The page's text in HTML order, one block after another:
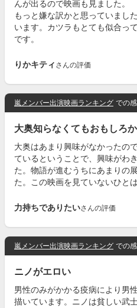
んが出るので映画も見ました。
もっと嫌な訳かと思っていまし
います。カツラもとても似合っ
です。
りかキティ さんの評価
嵐メンバー出演映画ランキング での
大奥知らなくてもおもしろか
大奥はあまり興味がなかったの
ているということで、興味がわ
た。物語が進むうちにあまりの
た。この映画を見ていないひと
力持ちでありたいさんの評価
嵐メンバー出演映画ランキング での
ニノがエロい
男性のみがかかる疫病により男
描いています。ニノは貧しい武